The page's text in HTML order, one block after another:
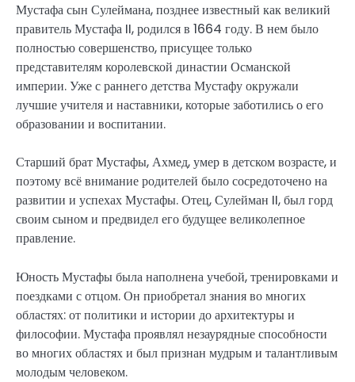
Мустафа сын Сулеймана, позднее известный как великий
правитель Мустафа II, родился в 1664 году. В нем было
полностью совершенство, присущее только
представителям королевской династии Османской
империи. Уже с раннего детства Мустафу окружали
лучшие учителя и наставники, которые заботились о его
образовании и воспитании.
Старший брат Мустафы, Ахмед, умер в детском возрасте, и
поэтому всё внимание родителей было сосредоточено на
развитии и успехах Мустафы. Отец, Сулейман II, был горд
своим сыном и предвидел его будущее великолепное
правление.
Юность Мустафы была наполнена учебой, тренировками и
поездками с отцом. Он приобретал знания во многих
областях: от политики и истории до архитектуры и
философии. Мустафа проявлял незаурядные способности
во многих областях и был признан мудрым и талантливым
молодым человеком.